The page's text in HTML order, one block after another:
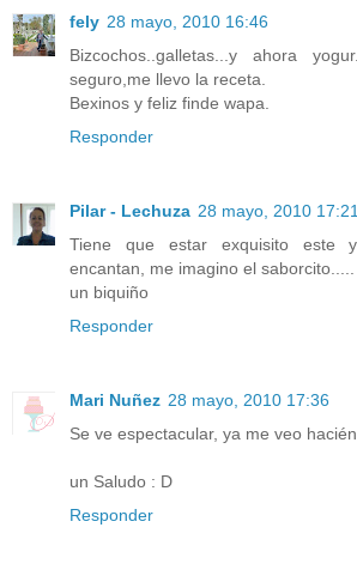
fely 28 mayo, 2010 16:46
Bizcochos..galletas...y ahora
seguro,me llevo la receta.
Bexinos y feliz finde wapa.
Responder
Pilar - Lechuza 28 mayo, 2010
Tiene que estar exquisito este
encantan, me imagino el saborcito.....
un biquiño
Responder
Mari Nuñez 28 mayo, 2010 17:36
Se ve espectacular, ya me veo
un Saludo : D
Responder